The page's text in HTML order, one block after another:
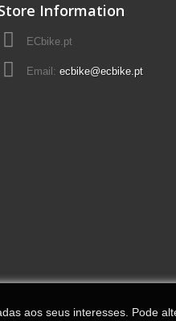
Information
ECbike.pt
Email: ecbike@ecbike.pt
aos seus interesses. Pode